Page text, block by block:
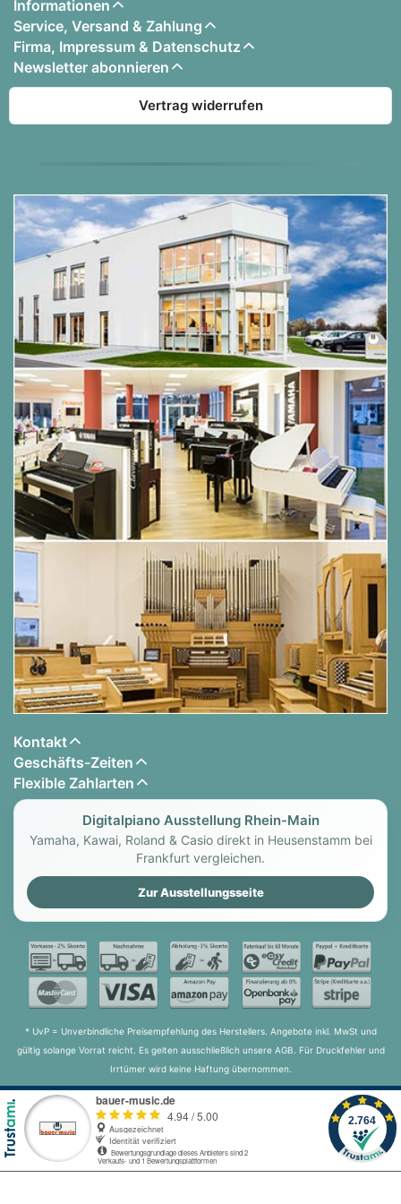
VERBUNDEN UND SPIELBEREIT
Verbinden Sie sich via Bluetooth mit der Yamaha
Smart Pianist App für eine noch intuitivere
Bedienung. Oder streamen Sie Ihre Lieblingsmusik
von Ihrem Gerät und spielen Sie dazu.
Informationen
Service, Versand & Zahlung
Firma, Impressum & Datenschutz
Newsletter abonnieren
Vertrag widerrufen
Kontakt
Geschäfts-Zeiten
Flexible Zahlarten
Digitalpiano Ausstellung Rhein-Main
Yamaha, Kawai, Roland & Casio direkt in Heusenstamm bei
Frankfurt vergleichen.
Zur Ausstellungsseite
* UvP = Unverbindliche Preisempfehlung des Herstellers. Angebote inkl. MwSt und
gültig solange Vorrat reicht. Es gelten ausschließlich unsere AGB. Für Druckfehler und
Irrtümer wird keine Haftung übernommen.